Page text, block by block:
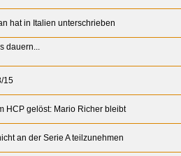
hat in Italien unterschrieben
dauern...
15
HCP gelöst: Mario Richer bleibt
an der Serie A teilzunehmen